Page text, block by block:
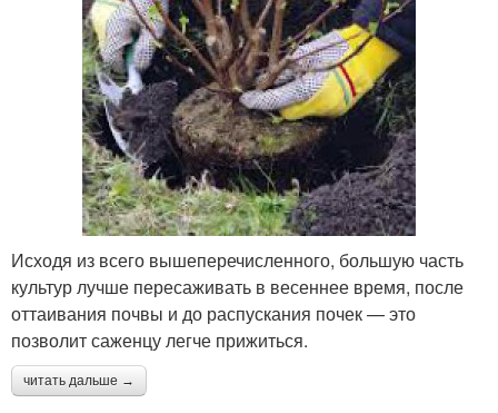
Исходя из всего вышеперечисленного, большую часть
культур лучше пересаживать в весеннее время, после
оттаивания почвы и до распускания почек — это
позволит саженцу легче прижиться.
читать дальше →